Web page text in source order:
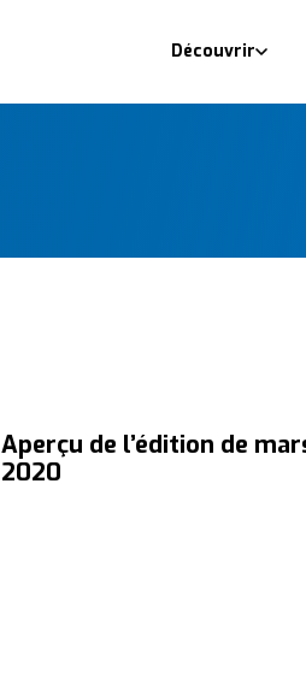
Découvrir
Aperçu de l’édition de
2020